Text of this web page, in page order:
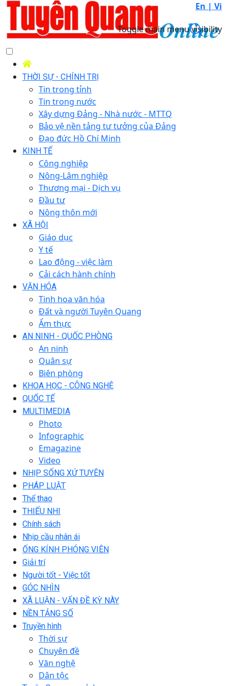
En | Vi
Toggle main menu visibility
THỜI SỰ - CHÍNH TRỊ
Tin trong tỉnh
Tin trong nước
Xây dựng Đảng - Nhà nước - MTTQ
Bảo vệ nền tảng tư tưởng của Đảng
Đạo đức Hồ Chí Minh
KINH TẾ
Công nghiệp
Nông-Lâm nghiệp
Thương mại - Dịch vụ
Đầu tư
Nông thôn mới
XÃ HỘI
Giáo dục
Y tế
Lao động - việc làm
Cải cách hành chính
VĂN HÓA
Tinh hoa văn hóa
Đất và người Tuyên Quang
Ẩm thực
AN NINH - QUỐC PHÒNG
An ninh
Quân sự
Biên phòng
KHOA HỌC - CÔNG NGHỆ
QUỐC TẾ
MULTIMEDIA
Photo
Infographic
Emagazine
Video
NHỊP SỐNG XỨ TUYÊN
PHÁP LUẬT
Thể thao
THIẾU NHI
Chính sách
Nhịp cầu nhân ái
ỐNG KÍNH PHÓNG VIÊN
Giải trí
Người tốt - Việc tốt
GÓC NHÌN
XÃ LUẬN - VẤN ĐỀ KỲ NÀY
NỀN TẢNG SỐ
Truyền hình
Thời sự
Chuyên đề
Văn nghệ
Dân tộc